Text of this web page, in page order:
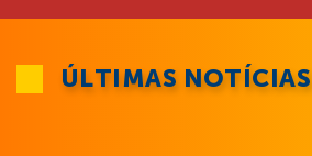
ÚLTIMAS NOTÍCIAS